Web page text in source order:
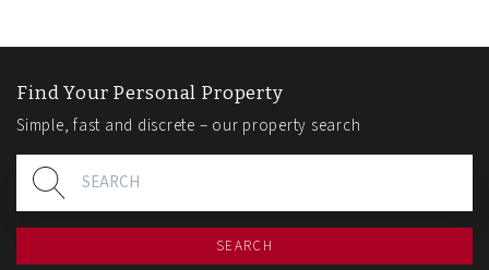
Find Your Personal Property
Simple, fast and discrete – our property search
SEARCH